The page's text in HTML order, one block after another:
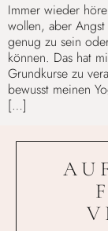
Immer wieder
wollen, aber
genug zu sein
können. Das hat
Grundkurse zu
bewusst meinen
[…]